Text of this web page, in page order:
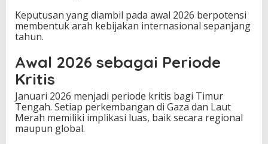
Keputusan yang diambil pada awal 2026 berpotensi
membentuk arah kebijakan internasional sepanjang
tahun.
Awal 2026 sebagai Periode
Kritis
Januari 2026 menjadi periode kritis bagi Timur
Tengah. Setiap perkembangan di Gaza dan Laut
Merah memiliki implikasi luas, baik secara regional
maupun global.